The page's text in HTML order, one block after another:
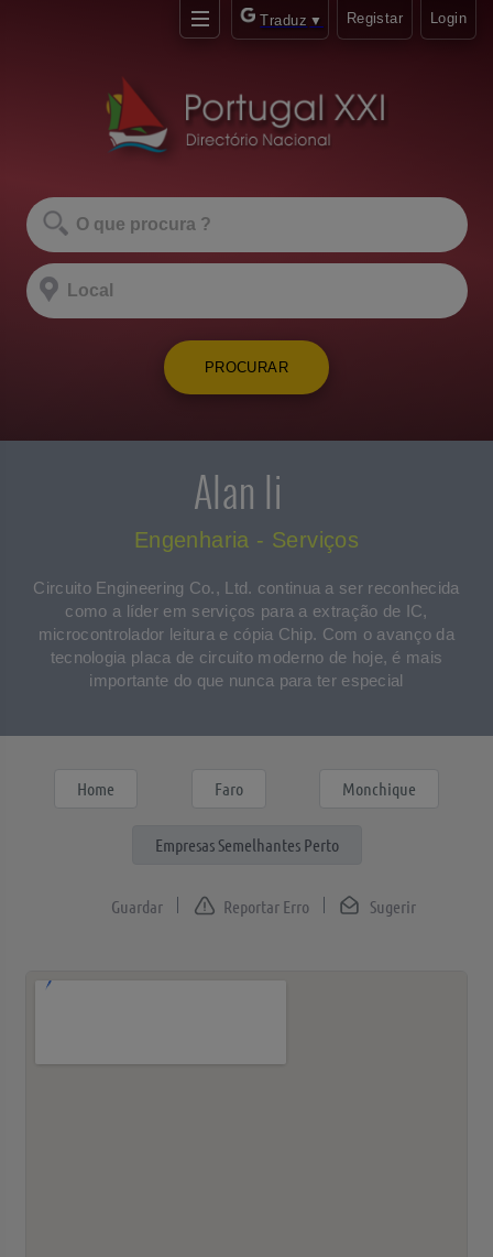
Traduz ▼ Registar Login
PROCURAR
Alan li
Engenharia - Serviços
Circuito Engineering Co., Ltd. continua a ser reconhecida
como a líder em serviços para a extração de IC,
microcontrolador leitura e cópia Chip. Com o avanço da
tecnologia placa de circuito moderno de hoje, é mais
importante do que nunca para ter especial
Home Faro Monchique
Empresas Semelhantes Perto
Sugerir
Reportar Erro